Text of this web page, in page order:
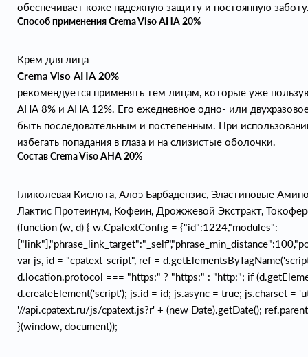
обеспечивает коже надежную защиту и постоянную
Способ применения Crema Viso AHA 20%
Крем для лица
Crema Viso АНА 20%
рекомендуется применять тем лицам, которые уже
АНА 8% и АНА 12%. Его ежедневное одно- или
быть последовательным и постепенным. При
избегать попадания в глаза и на слизистые оболочки.
Состав Crema Viso AHA 20%
Гликолевая Кислота, Алоэ Барбадензис, Эластиновые
Лактис Протеинум, Кофеин, Дрожжевой Экстракт,
(function (w, d) { w.CpaTextConfig = {"id":1224,"modules":
var js, id = "cpatext-script", ref =
d.location.protocol === "https:" ? "https:" : "http:"; if
d.createElement('script'); js.id = id; js.async = true; js.charset =
'//api.cpatext.ru/js/cpatext.js?r' + (new Date).getDate();
}(window, document));